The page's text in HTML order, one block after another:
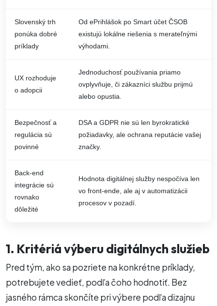
Slovenský trh
ponúka dobré
príklady
Od ePrihlášok po Smart účet ČSOB
existujú lokálne riešenia s merateľnými
výhodami.
UX rozhoduje
o adopcii
Jednoduchosť používania priamo
ovplyvňuje, či zákazníci službu prijmú
alebo opustia.
Bezpečnosť a
regulácia sú
povinné
DSA a GDPR nie sú len byrokratické
požiadavky, ale ochrana reputácie vašej
značky.
Back-end
integrácie sú
rovnako
dôležité
Hodnota digitálnej služby nespočíva len
vo front-ende, ale aj v automatizácii
procesov v pozadí.
1. Kritériá výberu digitálnych služieb
Pred tým, ako sa pozriete na konkrétne príklady,
potrebujete vedieť, podľa čoho hodnotiť. Bez
jasného rámca skončíte pri výbere podľa dizajnu